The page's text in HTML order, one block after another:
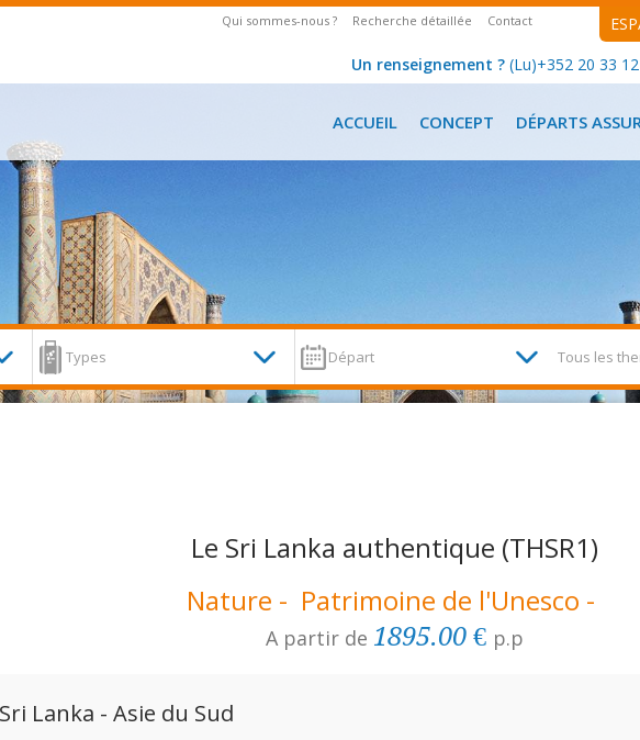
Qui sommes-nous ? Recherche détaillée Contact
Un renseignement ? (Lu)+352 20 33
ACCUEIL CONCEPT DÉPARTS
Le Sri Lanka authentique (THSR1)
Nature - Patrimoine de l'Unesco -
A partir de 1895.00 € p.p
Sri Lanka - Asie du Sud